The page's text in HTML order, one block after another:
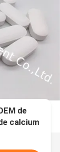
de
calcium